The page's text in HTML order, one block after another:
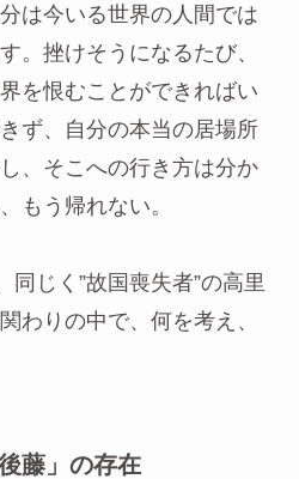
は今いる世界の人間では
。挫けそうになるたび、
を恨むことができればい
ず、自分の本当の居場所
、そこへの行き方は分か
もう帰れない。
同じく”故国喪失者”の高里
わりの中で、何を考え、
後藤」の存在